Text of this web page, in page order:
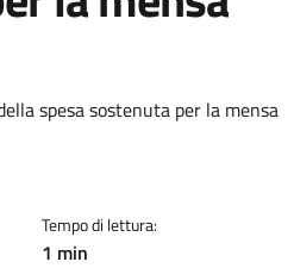
spesa sostenuta per la mensa
Tempo di lettura:
1 min